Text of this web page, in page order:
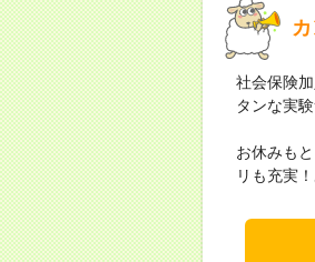
社会保険
タンな実
お休みも
リも充実